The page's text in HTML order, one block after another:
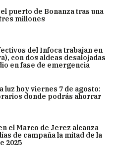
puerto de Bonanza tras una
millones
del Infoca trabajan en
con dos aldeas desalojadas
en fase de emergencia
luz hoy viernes 7 de agosto:
donde podrás ahorrar
el Marco de Jerez alcanza
de campaña la mitad de la
2025